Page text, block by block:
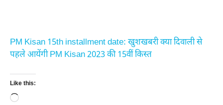
PM Kisan 15th installment date: खुशखबरी क्या दिवाली से
पहले आयेंगी PM Kisan 2023 की 15वीं किस्त​​​​​​​
Like this:
Loading…